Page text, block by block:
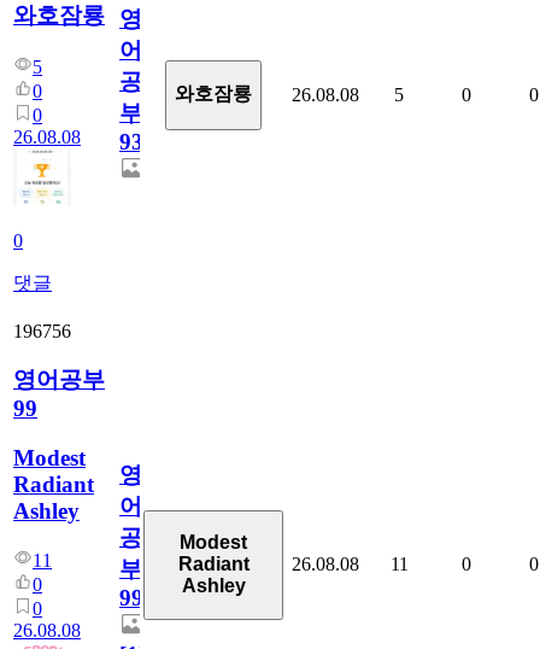
와호잠룡
5
0
0
26.08.08
0
댓글
영
어
공
부
931
와호잠룡 26.08.08 5 0 0
196756
영어공부
99
Modest
Radiant
Ashley
11
0
0
26.08.08
영
어
공
부
99
Modest
Radiant
Ashley
26.08.08 11 0 0